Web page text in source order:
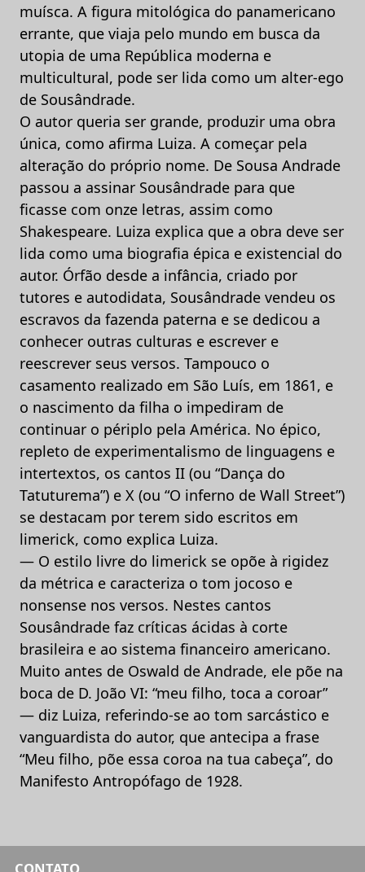
muísca. A figura mitológica do panamericano
errante, que viaja pelo mundo em busca da
utopia de uma República moderna e
multicultural, pode ser lida como um alter-ego
de Sousândrade.
O autor queria ser grande, produzir uma obra
única, como afirma Luiza. A começar pela
alteração do próprio nome. De Sousa Andrade
passou a assinar Sousândrade para que
ficasse com onze letras, assim como
Shakespeare. Luiza explica que a obra deve ser
lida como uma biografia épica e existencial do
autor. Órfão desde a infância, criado por
tutores e autodidata, Sousândrade vendeu os
escravos da fazenda paterna e se dedicou a
conhecer outras culturas e escrever e
reescrever seus versos. Tampouco o
casamento realizado em São Luís, em 1861, e
o nascimento da filha o impediram de
continuar o périplo pela América. No épico,
repleto de experimentalismo de linguagens e
intertextos, os cantos II (ou “Dança do
Tatuturema”) e X (ou “O inferno de Wall Street”)
se destacam por terem sido escritos em
limerick, como explica Luiza.
— O estilo livre do limerick se opõe à rigidez
da métrica e caracteriza o tom jocoso e
nonsense nos versos. Nestes cantos
Sousândrade faz críticas ácidas à corte
brasileira e ao sistema financeiro americano.
Muito antes de Oswald de Andrade, ele põe na
boca de D. João VI: “meu filho, toca a coroar”
— diz Luiza, referindo-se ao tom sarcástico e
vanguardista do autor, que antecipa a frase
“Meu filho, põe essa coroa na tua cabeça”, do
Manifesto Antropófago de 1928.